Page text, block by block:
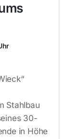
Stahlbau
30-
in Höhe